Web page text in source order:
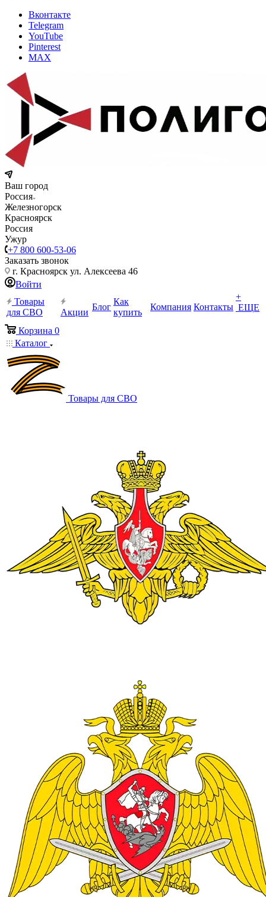
Вконтакте
Telegram
YouTube
Pinterest
MAX
Ваш город
Россия
Железногорск
Красноярск
Россия
Ужур
+7 800 600-53-06
Заказать звонок
г. Красноярск ул. Алексеева 46
Войти
Товары
для СВО
Акции
Блог
Как
купить
Компания Контакты
+
ЕЩЕ
Корзина 0
Каталог
Товары для СВО